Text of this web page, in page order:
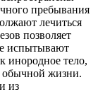
пребывания
лечиться
позволяет
испытывают
инородное тело,
обычной жизни.
из